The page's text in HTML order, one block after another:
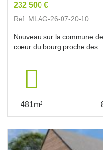
232 500 €
Réf. MLAG-26-07-20-10
Nouveau sur la commune
coeur du bourg proche des...
481m²